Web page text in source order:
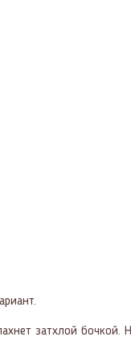
затхлой бочкой.